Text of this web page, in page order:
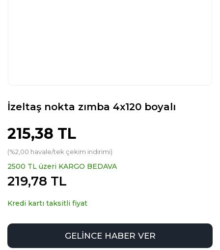
İzeltaş nokta zımba 4x120 boyalı
215,38 TL
(%2,00 havale/tek çekim indirimi)
2500 TL üzeri KARGO BEDAVA
219,78 TL
Kredi kartı taksitli fiyat
GELİNCE HABER VER